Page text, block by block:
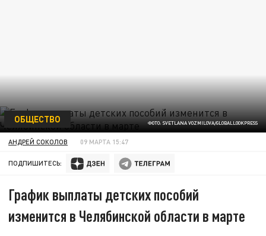
ФОТО: SVETLANA VOZMILOVA/GLOBALLOOKPRESS
ОБЩЕСТВО
АНДРЕЙ СОКОЛОВ 09 МАРТА 15:47
ПОДПИШИТЕСЬ:
График выплаты детских пособий
изменится в Челябинской области в марте